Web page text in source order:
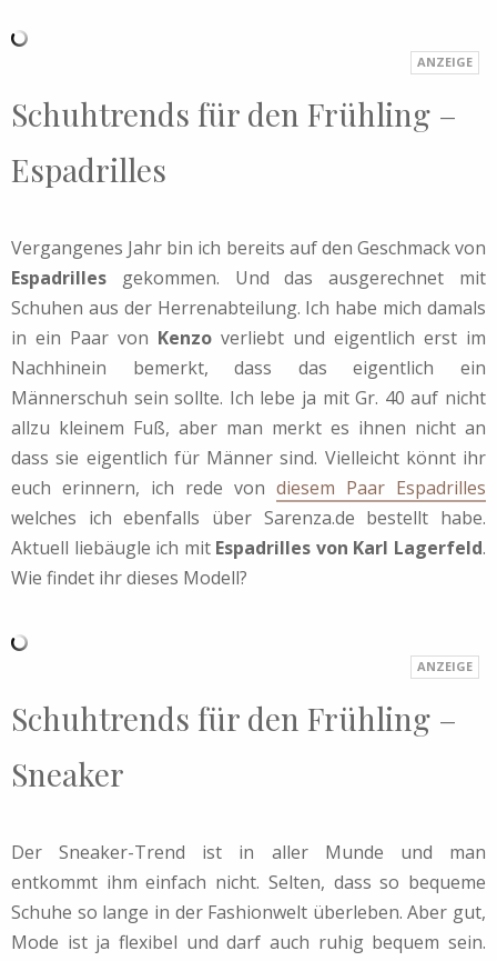
Schuhtrends für den Frühling –
Espadrilles
Vergangenes Jahr bin ich bereits auf den Geschmack von
Espadrilles gekommen. Und das ausgerechnet mit
Schuhen aus der Herrenabteilung. Ich habe mich damals
in ein Paar von Kenzo verliebt und eigentlich erst im
Nachhinein bemerkt, dass das eigentlich ein
Männerschuh sein sollte. Ich lebe ja mit Gr. 40 auf nicht
allzu kleinem Fuß, aber man merkt es ihnen nicht an
dass sie eigentlich für Männer sind. Vielleicht könnt ihr
euch erinnern, ich rede von diesem Paar Espadrilles
welches ich ebenfalls über Sarenza.de bestellt habe.
Aktuell liebäugle ich mit Espadrilles von Karl Lagerfeld.
Wie findet ihr dieses Modell?
Schuhtrends für den Frühling –
Sneaker
Der Sneaker-Trend ist in aller Munde und man
entkommt ihm einfach nicht. Selten, dass so bequeme
Schuhe so lange in der Fashionwelt überleben. Aber gut,
Mode ist ja flexibel und darf auch ruhig bequem sein.